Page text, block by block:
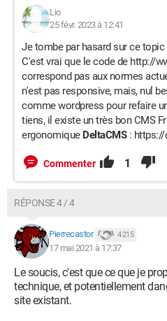
Lio
25 févr. 2023 à 12:41
Je tombe par hasard sur ce topic
C'est vrai que le code de http://
correspond pas aux normes
n'est pas responsive, mais, nul
comme wordpress pour refaire
tiens, il existe un très bon CMS
ergonomique DeltaCMS: https://
Commenter 1
RÉPONSE 4 / 4
Pierrecastor 4 215
17 mai 2021 à 17:37
Le soucis, c'est que ce que je
technique, et potentiellement
site existant.